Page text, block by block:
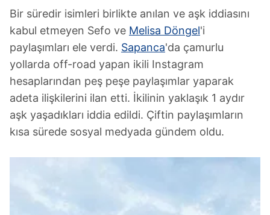
Bir süredir isimleri birlikte anılan ve aşk iddiasını
kabul etmeyen Sefo ve Melisa Döngel'i
paylaşımları ele verdi. Sapanca'da çamurlu
yollarda off-road yapan ikili Instagram
hesaplarından peş peşe paylaşımlar yaparak
adeta ilişkilerini ilan etti. İkilinin yaklaşık 1 aydır
aşk yaşadıkları iddia edildi. Çiftin paylaşımların
kısa sürede sosyal medyada gündem oldu.